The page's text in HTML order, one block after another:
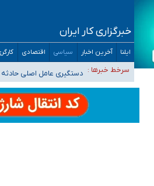
خبرگزاری کار ایران
ایلنا آخرین اخبار سیاسی اقتصادی
سرخط خبرها :
سیدحسن خمینی عزادار شد
آمار خودکشی نسبت به سال‌های قبل
دستگیری عامل اصلی
نباید تفسیرهای سلیقه‌ای از مواضع رسمی
«زیرمیزی» برای داوطلبان پزشکی سراب